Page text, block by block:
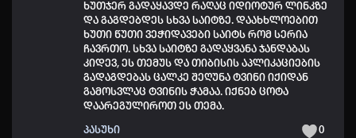
ხუთჯერ გადაყავდე რაღაც იდიოტურ ლინკზე
და გაგდებდეს სხვა საიტზე. დაახხლოებით
ხუთი წუთი ვეჭიდავები საიტს რომ სერია
ჩავრთო. სხვა საიტზე გადაყვანა ჯანდაბას
კიდევ, ეს თემუს და თიბისის აპლიკაციების
გადაგდებას ცალკე შეღუნა ტვინი იქიდან
გამოსვლაც ტვინის ჭამაა. იქნებ ცოტა
დაარეგულიროთ ეს თემა.
პასუხი 0